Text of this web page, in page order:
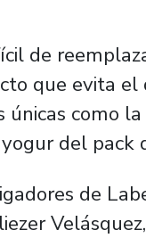
de
que evita
como
del pack
de